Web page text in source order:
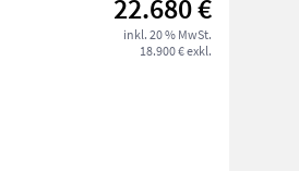
22.680 €
inkl. 20 % MwSt.
18.900 € exkl.